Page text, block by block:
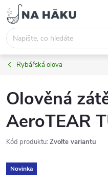
Přejít
na
obsah
Rybářská olova
Olověná
AeroTEAR
Kód produktu: Zvolte variantu
Novinka